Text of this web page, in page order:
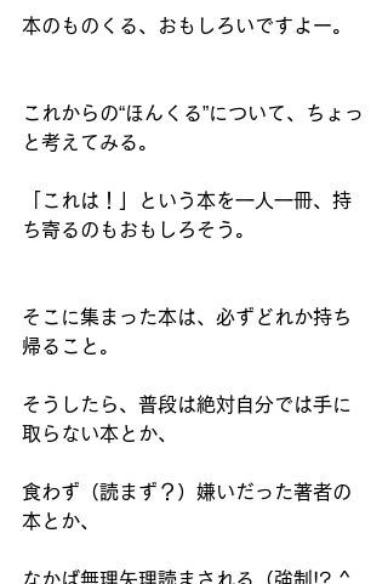
本のものくる、おもしろいですよー。
これからの“ほんくる”について、ちょっ
と考えてみる。
「これは！」という本を一人一冊、持
ち寄るのもおもしろそう。
そこに集まった本は、必ずどれか持ち
帰ること。
そうしたら、普段は絶対自分では手に
取らない本とか、
食わず（読まず？）嫌いだった著者の
本とか、
なかば無理矢理読まされる（強制!? ^